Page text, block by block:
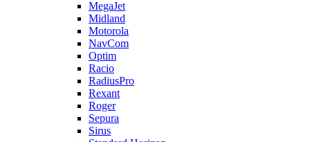
MegaJet
Midland
Motorola
NavCom
Optim
Racio
RadiusPro
Rexant
Roger
Sepura
Sirus